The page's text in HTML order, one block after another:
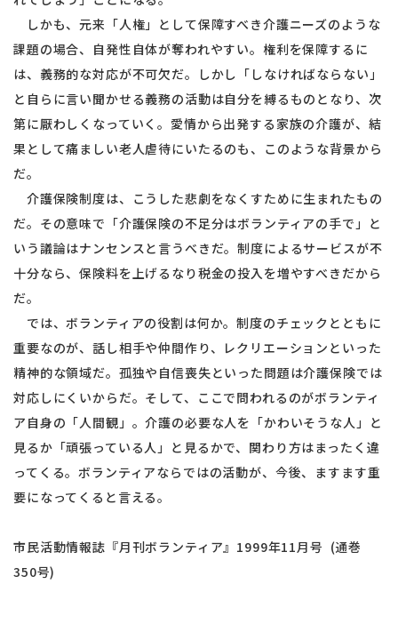
しかも、元来「人権」として保障すべき介護ニーズのような
課題の場合、自発性自体が奪われやすい。権利を保障するに
は、義務的な対応が不可欠だ。しかし「しなければならない」
と自らに言い聞かせる義務の活動は自分を縛るものとなり、次
第に厭わしくなっていく。愛情から出発する家族の介護が、結
果として痛ましい老人虐待にいたるのも、このような背景から
だ。
介護保険制度は、こうした悲劇をなくすために生まれたもの
だ。その意味で「介護保険の不足分はボランティアの手で」と
いう議論はナンセンスと言うべきだ。制度によるサービスが不
十分なら、保険料を上げるなり税金の投入を増やすべきだから
だ。
では、ボランティアの役割は何か。制度のチェックとともに
重要なのが、話し相手や仲間作り、レクリエーションといった
精神的な領域だ。孤独や自信喪失といった問題は介護保険では
対応しにくいからだ。そして、ここで問われるのがボランティ
ア自身の「人間観」。介護の必要な人を「かわいそうな人」と
見るか「頑張っている人」と見るかで、関わり方はまったく違
ってくる。ボランティアならではの活動が、今後、ますます重
要になってくると言える。
市民活動情報誌『月刊ボランティア』1999年11月号 (通巻
350号)